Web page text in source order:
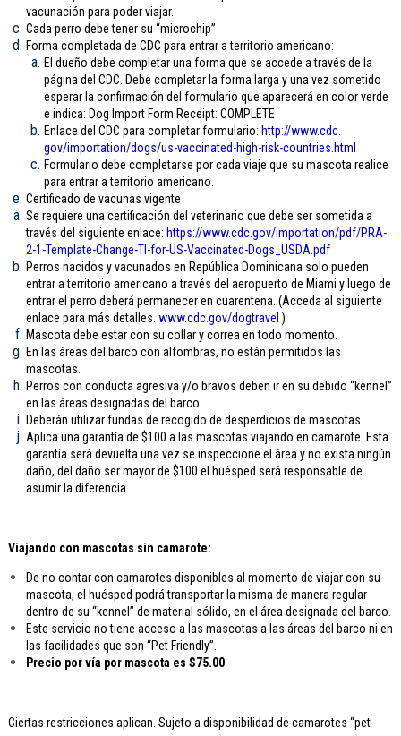
vacunación para poder viajar.
Cada perro debe tener su “microchip”
Forma completada de CDC para entrar a territorio americano:
El dueño debe completar una forma que se accede a través de la
página del CDC. Debe completar la forma larga y una vez sometido
esperar la confirmación del formulario que aparecerá en color verde
e indica: Dog Import Form Receipt: COMPLETE
Enlace del CDC para completar formulario: http://www.cdc.
gov/importation/dogs/us-vaccinated-high-risk-countries.html
Formulario debe completarse por cada viaje que su mascota realice
para entrar a territorio americano.
Certificado de vacunas vigente
Se requiere una certificación del veterinario que debe ser sometida a
través del siguiente enlace: https://www.cdc.gov/importation/pdf/PRA-
2-1-Template-Change-TI-for-US-Vaccinated-Dogs_USDA.pdf
Perros nacidos y vacunados en República Dominicana solo pueden
entrar a territorio americano a través del aeropuerto de Miami y luego de
entrar el perro deberá permanecer en cuarentena. (Acceda al siguiente
enlace para más detalles. www.cdc.gov/dogtravel )
Mascota debe estar con su collar y correa en todo momento.
En las áreas del barco con alfombras, no están permitidos las
mascotas.
Perros con conducta agresiva y/o bravos deben ir en su debido “kennel”
en las áreas designadas del barco.
Deberán utilizar fundas de recogido de desperdicios de mascotas.
Aplica una garantía de $100 a las mascotas viajando en camarote. Esta
garantía será devuelta una vez se inspeccione el área y no exista ningún
daño, del daño ser mayor de $100 el huésped será responsable de
asumir la diferencia.
Viajando con mascotas sin camarote:
De no contar con camarotes disponibles al momento de viajar con su
mascota, el huésped podrá transportar la misma de manera regular
dentro de su “kennel” de material sólido, en el área designada del barco.
Este servicio no tiene acceso a las mascotas a las áreas del barco ni en
las facilidades que son “Pet Friendly”.
Precio por vía por mascota es $75.00
Ciertas restricciones aplican. Sujeto a disponibilidad de camarotes “pet